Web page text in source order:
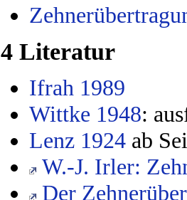
4 Literatur
Ifrah 1989
Wittke 1948:
Lenz 1924 ab
W.-J. Irler:
Der